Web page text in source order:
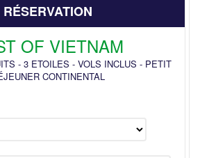
RÉSERVATION
OF VIETNAM
- 3 ETOILES - VOLS INCLUS - PETIT
CONTINENTAL